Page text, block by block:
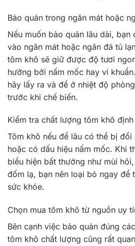
Bảo quản trong ngăn mát hoặc
Nếu muốn bảo quản lâu dài, bạn
vào ngăn mát hoặc ngăn đá tủ
tôm khô sẽ giữ được độ tươi
hưởng bởi nấm mốc hay vi
hãy lấy ra và để ở nhiệt độ
trước khi chế biến.
Kiểm tra chất lượng tôm khô
Tôm khô nếu để lâu có thể bị đổi
hoặc có dấu hiệu nấm mốc. Khi
biểu hiện bất thường như mùi
đốm lạ, bạn nên loại bỏ ngay để
sức khỏe.
Chọn mua tôm khô từ nguồn uy
Bên cạnh việc bảo quản đúng
tôm khô chất lượng cũng rất